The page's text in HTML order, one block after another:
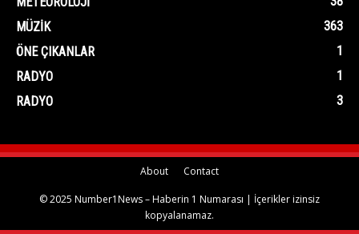
MÜZIK
363
ÖNE ÇIKANLAR
1
RADYO
1
RADYO
3
About Contact
© 2025 Number1News – Haberin 1 Numarası | İçerikler izinsiz
kopyalanamaz.